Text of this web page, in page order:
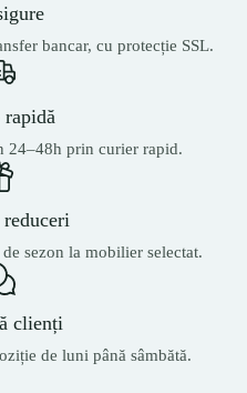
bancar, cu protecție SSL.
24–48h prin curier rapid.
sezon la mobilier selectat.
clienți
de luni până sâmbătă.